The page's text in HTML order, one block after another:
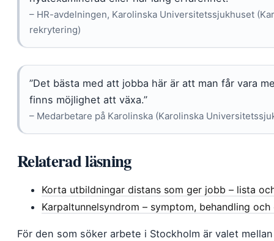
– HR-avdelningen, Karolinska Universitetssjukhuset
rekrytering)
”Det bästa med att jobba här är att man får vara
finns möjlighet att växa.”
– Medarbetare på Karolinska (Karolinska
Relaterad läsning
Korta utbildningar distans som ger jobb – lista
Karpaltunnelsyndrom – symptom, behandling
För den som söker arbete i Stockholm är valet